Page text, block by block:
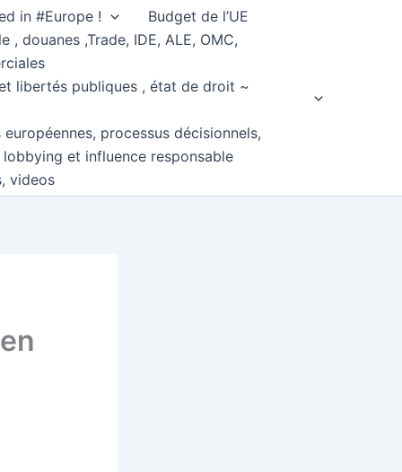
in #Europe !
Budget de l’UE
, douanes ,Trade, IDE, ALE, OMC,
libertés publiques , état de droit ~
processus décisionnels,
et influence responsable
videos